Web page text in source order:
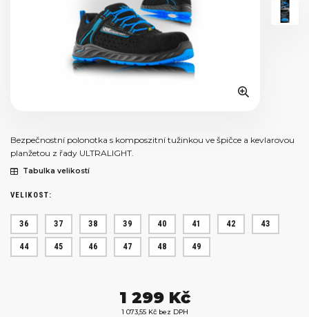
Bezpečnostní polonotka s komposzitní tužinkou ve špičce a kevlarovou
planžetou z řady ULTRALIGHT.
Tabulka velikostí
VELIKOST:
36 37 38 39 40 41 42 43
44 45 46 47 48 49
1 299 Kč
1 073,55 Kč bez DPH